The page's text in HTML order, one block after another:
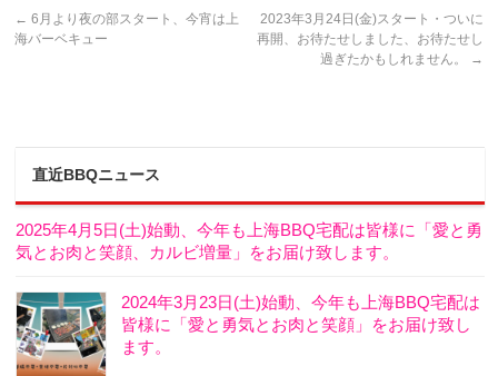
← 6月より夜の部スタート、今宵は上
海バーベキュー
2023年3月24日(金)スタート・ついに
再開、お待たせしました、お待たせし
過ぎたかもしれません。
→
直近BBQニュース
2025年4月5日(土)始動、今年も上海BBQ宅配は皆様に「愛と勇
気とお肉と笑顔、カルビ増量」をお届け致します。
2024年3月23日(土)始動、今年も上海BBQ宅配は
皆様に「愛と勇気とお肉と笑顔」をお届け致し
ます。